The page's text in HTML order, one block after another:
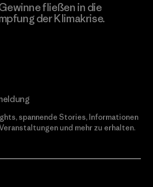
fließen in die
der Klimakrise.
spannende Stories, Informationen
und mehr zu erhalten.